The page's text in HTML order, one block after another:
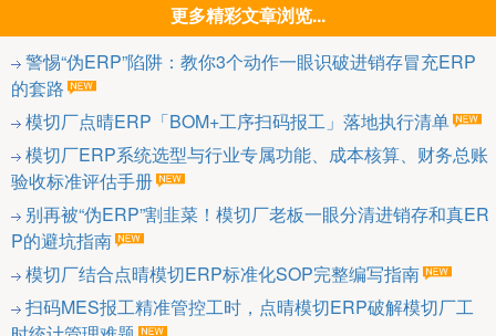
更多精彩文章浏览...
警惕“伪ERP”陷阱：教你3个动作一眼识破进销存冒充ERP
的套路
模切厂点晴ERP「BOM+工序扫码报工」落地执行清单
模切厂ERP系统选型与行业专属功能、成本核算、财务总账
验收标准评估手册
别再被“伪ERP”割韭菜！模切厂老板一眼分清进销存和真ER
P的避坑指南
模切厂结合点晴模切ERP标准化SOP完整编写指南
扫码MES报工精准管控工时，点晴模切ERP破解模切厂工